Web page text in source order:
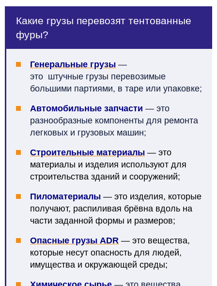
Какие грузы перевозят тентованные
фуры?
Генеральные грузы —
это штучные грузы перевозимые
большими партиями, в таре или упаковке;
Автомобильные запчасти — это
разнообразные компоненты для ремонта
легковых и грузовых машин;
Строительные материалы — это
материалы и изделия используют для
строительства зданий и сооружений;
Пиломатериалы — это изделия, которые
получают, распиливая брёвна вдоль на
части заданной формы и размеров;
Опасные грузы ADR — это вещества,
которые несут опасность для людей,
имущества и окружающей среды;